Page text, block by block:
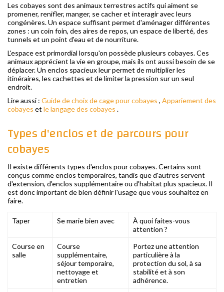
Les cobayes sont des animaux terrestres actifs qui aiment se
promener, renifler, manger, se cacher et interagir avec leurs
congénères. Un espace suffisant permet d'aménager différentes
zones : un coin foin, des aires de repos, un espace de liberté, des
tunnels et un point d'eau et de nourriture.
L'espace est primordial lorsqu'on possède plusieurs cobayes. Ces
animaux apprécient la vie en groupe, mais ils ont aussi besoin de se
déplacer. Un enclos spacieux leur permet de multiplier les
itinéraires, les cachettes et de limiter la pression sur un seul
endroit.
Lire aussi : Guide de choix de cage pour cobayes , Appariement des
cobayes et le langage des cobayes .
Types d'enclos et de parcours pour
cobayes
Il existe différents types d'enclos pour cobayes. Certains sont
conçus comme enclos temporaires, tandis que d'autres servent
d'extension, d'enclos supplémentaire ou d'habitat plus spacieux. Il
est donc important de bien définir l'usage que vous souhaitez en
faire.
Taper Se marie bien avec
À quoi faites-vous
attention ?
Course en
salle
Course
supplémentaire,
séjour temporaire,
nettoyage et
entretien
Portez une attention
particulière à la
protection du sol, à sa
stabilité et à son
adhérence.